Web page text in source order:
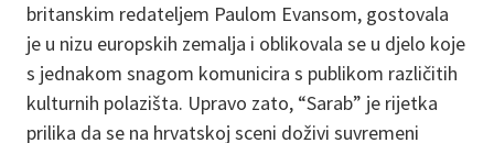
britanskim redateljem Paulom Evansom, gostovala
je u nizu europskih zemalja i oblikovala se u djelo koje
s jednakom snagom komunicira s publikom različitih
kulturnih polazišta. Upravo zato, “Sarab” je rijetka
prilika da se na hrvatskoj sceni doživi suvremeni